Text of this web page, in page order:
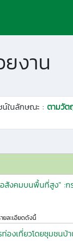
ยงาน
น์ในลักษณะ : ตามวัต
สังคมบนพื้นที่สูง" :
ยละเอียดดังนี้
องเที่ยวโดยชุมชนบ้